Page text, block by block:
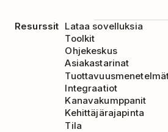
Resurssit Lataa sovelluksia
Toolkit
Ohjekeskus
Asiakastarinat
Integraatiot
Kanavakumppanit
Kehittäjärajapinta
Tila